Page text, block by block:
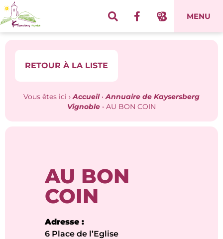
MENU
RETOUR À LA LISTE
Vous êtes ici › Accueil• Annuaire de Kaysersberg
Vignoble • AU BON COIN
AU BON
COIN
Adresse :
6 Place de l’Eglise
Panneau de gestion des cookies